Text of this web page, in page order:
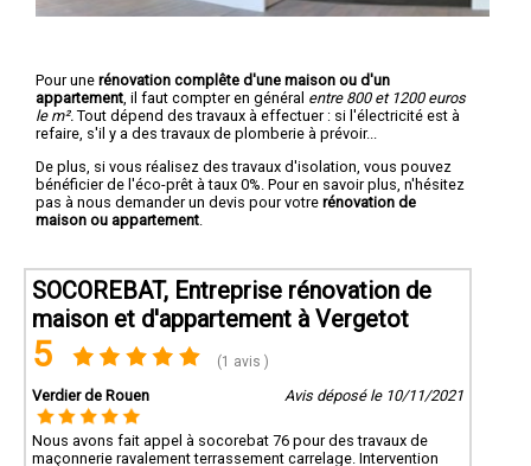
Pour une rénovation complête d'une maison ou d'un
appartement , il faut compter en général entre 800 et 1200 euros
le m². Tout dépend des travaux à effectuer : si l'électricité est à
refaire, s'il y a des travaux de plomberie à prévoir...
De plus, si vous réalisez des travaux d'isolation, vous pouvez
bénéficier de l'éco-prêt à taux 0%. Pour en savoir plus, n'hésitez
pas à nous demander un devis pour votre rénovation de
maison ou appartement
SOCOREBAT, Entreprise rénovation de
maison et d'appartement à Vergetot
5 (1 avis )
Verdier de Rouen Avis déposé le 10/11/2021
Nous avons fait appel à socorebat 76 pour des travaux de
maçonnerie ravalement terrassement carrelage. Intervention